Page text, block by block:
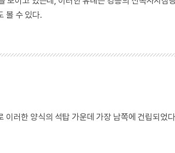
볼 수 있다.
러한 양식의 석탑 가운데 가장 남쪽에 건립되었